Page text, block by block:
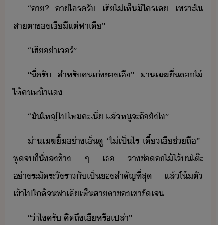
​“​า​?​ ​า​ใคร​ครั​ ​เฮี​ไ่เห็​ี​ใคร​เล​ ​เพราะ​ใ​
สาตา​ข​เฮีี​แต่​ฟา​เี​”​
​“​เฮี​่า​เร์​”​
​“​ี่​ครั​ ​สำหรั​คเ่​ข​เฮี​”​ ​่า​เฆ​ื่​ไ้​
ให้​ค​ห้าแ
​“​ั​ใหญ่​ไป​ไห​คะเี​่​ ​แล้​หู​จะ​ถื​ัไ​”​
​่า​เฆ​ิ้​่า​เ็ู​ ​“​ไ่เป็ไร​ ​เี๋​เฮี​ช่​ถื​”​ ​
พู​จ​็​ั่ล​ข้า​ ​ๆ​ ​เธ​ ​า​ช่ไ้​ไ้​​โต๊ะ​
่าระัระั​ราั​เป็​ข​สำคัญ​ที่สุ​ ​แล้​โ้ตั​
เข้าไป​ใล้​จ​ฟา​เี​เห็​สาตา​ข​เขา​ชัเจ
​“​่า​ไ​ครั​ ​คิถึ​เฮี​หรืเปล่า​”​